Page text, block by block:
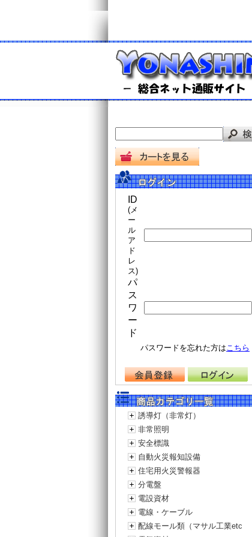
ID
(メ
ー
ル
ア
ド
レ
ス)
パ
ス
ワ
ー
ド
パスワードを忘れた方はこちら
誘導灯（非常灯）
非常照明
安全標識
自動火災報知設備
住宅用火災警報器
分電盤
電設資材
電線・ケーブル
配線モール類（マサル工業etc